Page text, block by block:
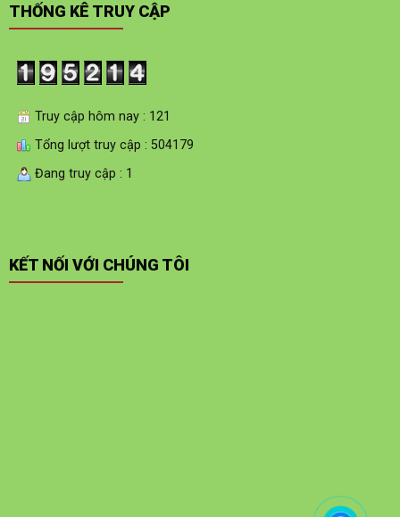
THỐNG KÊ TRUY CẬP
Truy cập hôm nay : 121
Tổng lượt truy cập : 504179
Đang truy cập : 1
KẾT NỐI VỚI CHÚNG TÔI